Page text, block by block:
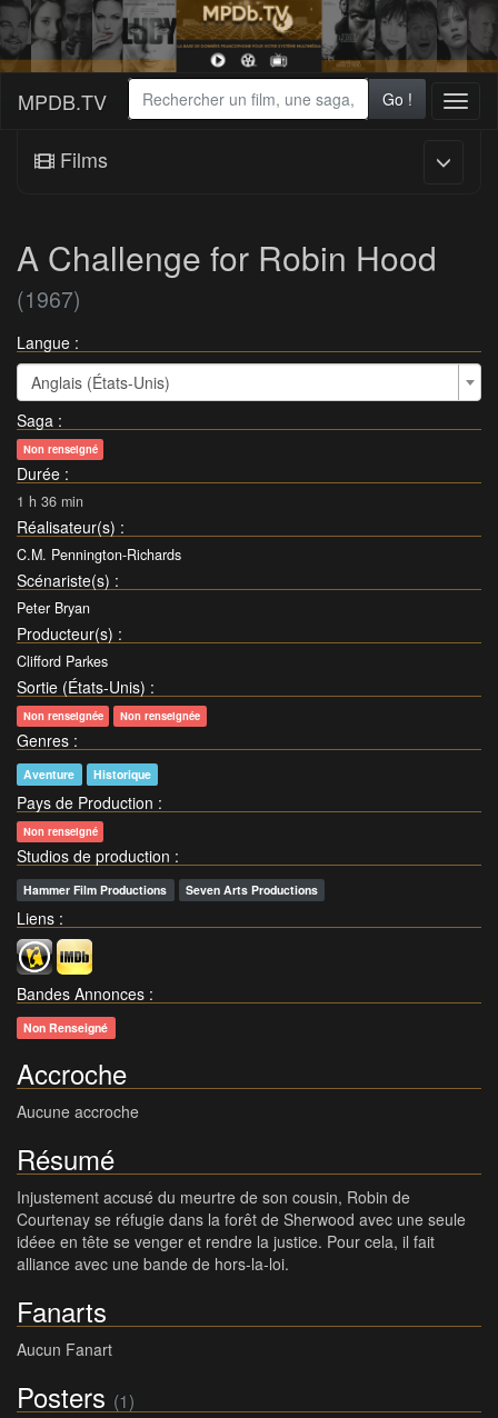
MPDB.TV Go !
Films
A Challenge for Robin Hood
(1967)
Langue :
Anglais (États-Unis)
Saga :
Non renseigné
Durée :
1 h 36 min
Réalisateur(s) :
C.M. Pennington-Richards
Scénariste(s) :
Peter Bryan
Producteur(s) :
Clifford Parkes
Sortie (États-Unis) :
Non renseignée Non renseignée
Genres :
Aventure Historique
Pays de Production :
Non renseigné
Studios de production :
Hammer Film Productions Seven Arts Productions
Liens :
Bandes Annonces :
Non Renseigné
Accroche
Aucune accroche
Résumé
Injustement accusé du meurtre de son cousin, Robin de
Courtenay se réfugie dans la forêt de Sherwood avec une seule
idéee en tête se venger et rendre la justice. Pour cela, il fait
alliance avec une bande de hors-la-loi.
Fanarts
Aucun Fanart
Posters (1)